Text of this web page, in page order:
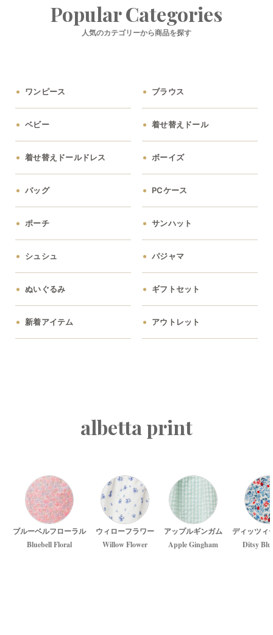
Popular Categories
人気のカテゴリーから商品を探す
ワンピース ブラウス
ベビー 着せ替えドール
着せ替えドールドレス ボーイズ
バッグ PCケース
ポーチ サンハット
シュシュ パジャマ
ぬいぐるみ ギフトセット
新着アイテム アウトレット
albetta print
ブルーベルフローラル
Bluebell Floral
ウィローフラワー
Willow Flower
アップルギンガム
Apple Gingham
ディッツィ
Ditsy